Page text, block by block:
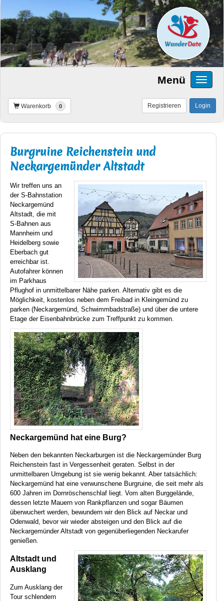
Menü
Warenkorb 0 Login
Registrieren
Burgruine Reichenstein und
Neckargemünder Altstadt
Wir treffen uns an
der S-Bahnstation
Neckargemünd
Altstadt, die mit
S-Bahnen aus
Mannheim und
Heidelberg sowie
Eberbach gut
erreichbar ist.
Autofahrer können
im Parkhaus
Pflughof in unmittelbarer Nähe parken. Alternativ gibt es die
Möglichkeit, kostenlos neben dem Freibad in Kleingemünd zu
parken (Neckargemünd, Schwimmbadstraße) und über die untere
Etage der Eisenbahnbrücke zum Treffpunkt zu kommen.
Neckargemünd hat eine Burg?
Neben den bekannten Neckarburgen ist die Neckargemünder Burg
Reichenstein fast in Vergessenheit geraten. Selbst in der
unmittelbaren Umgebung ist sie wenig bekannt. Aber tatsächlich:
Neckargemünd hat eine verwunschene Burgruine, die seit mehr als
600 Jahren im Dornröschenschlaf liegt. Vom alten Burggelände,
dessen letzte Mauern von Rankpflanzen und sogar Bäumen
überwuchert werden, bewundern wir den Blick auf Neckar und
Odenwald, bevor wir wieder absteigen und den Blick auf die
Neckargemünder Altstadt von gegenüberliegenden Neckarufer
genießen.
Altstadt und
Ausklang
Zum Ausklang der
Tour schlendern